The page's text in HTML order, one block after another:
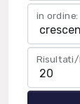
in ordine:
Risultati/